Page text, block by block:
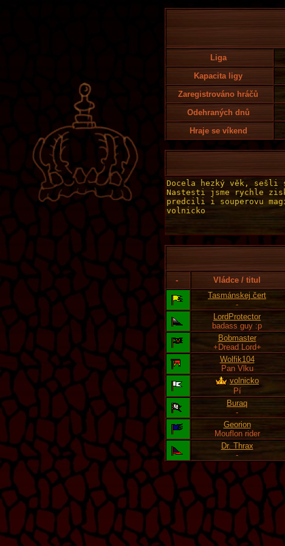
Liga
Kapacita ligy
Zaregistrováno hráčů
Odehraných dnů
Hraje se víkend
- Vládce / titul
Tasmánskej čert
-
LordProtector
badass guy :p
Bobmaster
+Dread Lord+
Wolfik104
Pan Vlku
volnicko
Pí
Buraq
-
Georion
Mouflon rider
Dr. Thrax
-